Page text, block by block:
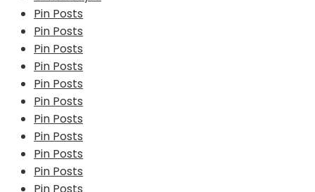
Pin Posts
Pin Posts
Pin Posts
Pin Posts
Pin Posts
Pin Posts
Pin Posts
Pin Posts
Pin Posts
Pin Posts